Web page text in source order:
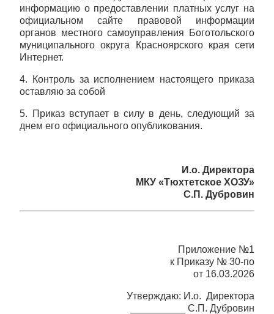
информацию о предоставлении платных услуг на
официальном сайте правовой информации
органов местного самоуправления Боготольского
муниципального округа Красноярского края сети
Интернет.
4. Контроль за исполнением настоящего приказа
оставляю за собой
5. Приказ вступает в силу в день, следующий за
днем его официального опубликования.
И.о. Директора
МКУ «Тюхтетское ХОЗУ»
С.П. Дубровин
Приложение №1
к Приказу № 30-по
от 16.03.2026
Утверждаю: И.о. Директора
__________ С.П. Дубровин